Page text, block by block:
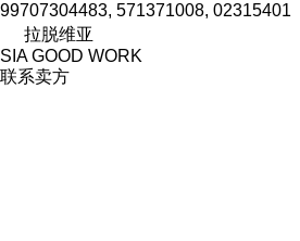
99707304483, 571371008, 02315401
拉脱维亚
SIA GOOD WORK
联系卖方